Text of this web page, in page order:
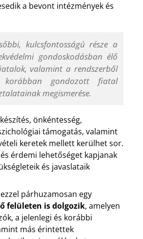
a bevont intézmények és
kulcsfontosságú része a
gondoskodásban élő
valamint a rendszerből
gondozott fiatal
megismerése.
önkéntesség,
támogatás, valamint
keretek mellett kerülhet sor.
érdemi lehetőséget kapjanak
és javaslataik
párhuzamosan egy
felületen is dolgozik, amelyen
a jelenlegi és korábbi
más érintettek